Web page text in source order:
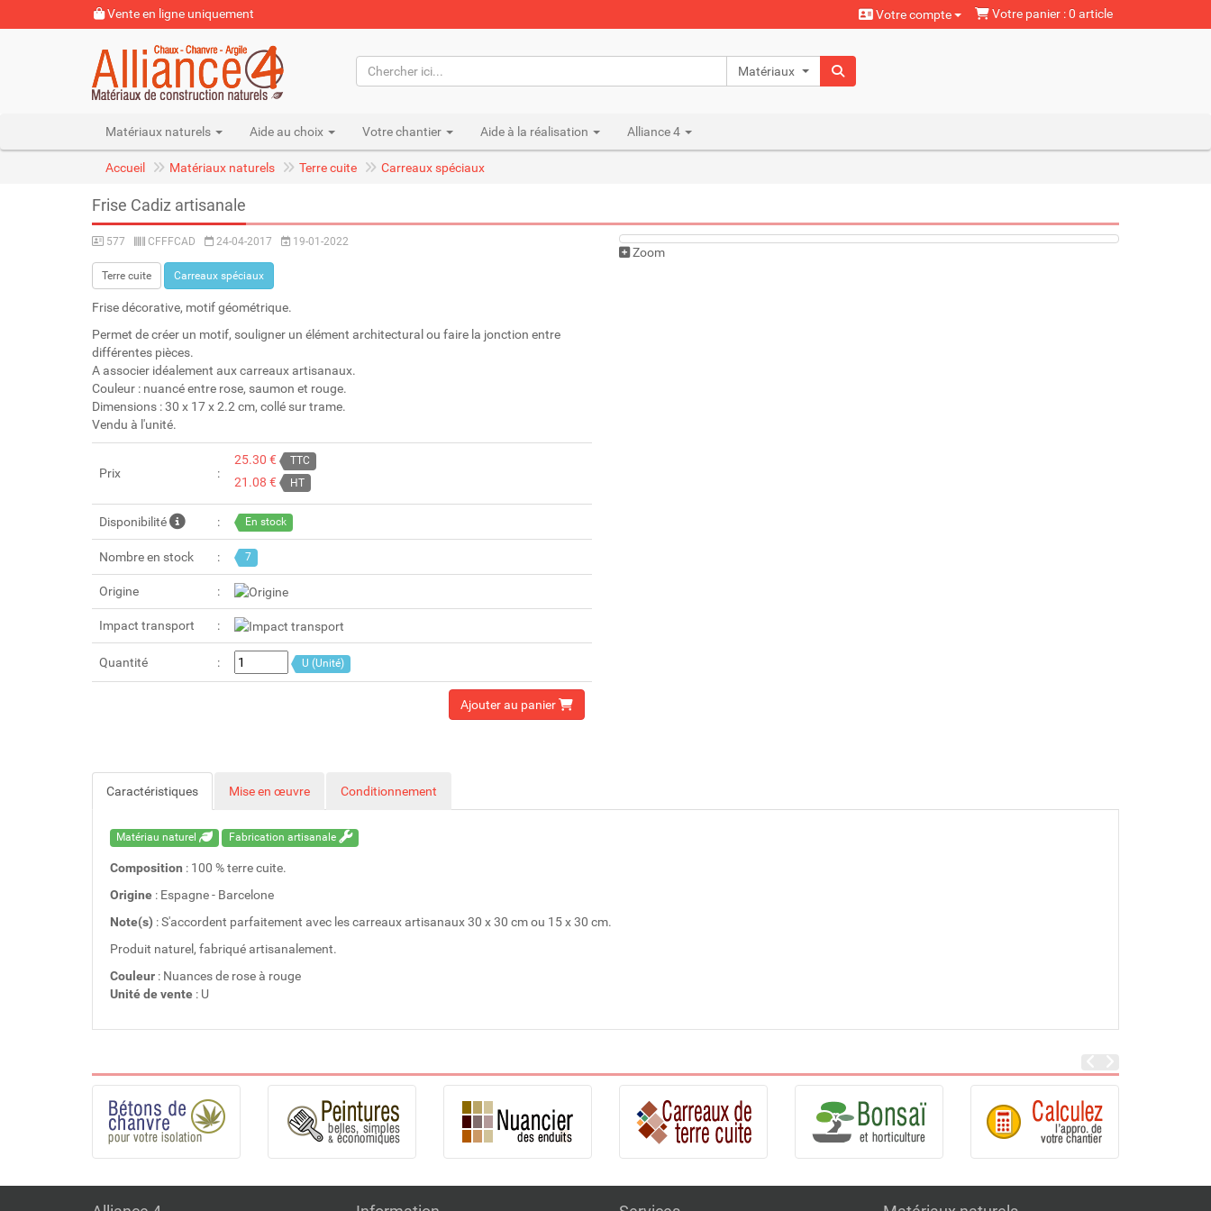
Vente en ligne uniquement Votre compte Votre panier : 0 article
Matériaux naturels
Matériaux naturels Aide au choix Votre chantier Aide à la réalisation Alliance 4
Accueil Matériaux naturels Terre cuite Carreaux spéciaux
Frise Cadiz artisanale
577 CFFFCAD 24-04-2017 19-01-2022
Terre cuite Carreaux spéciaux
Frise décorative, motif géométrique.
Permet de créer un motif, souligner un élément architectural ou faire la jonction entre
différentes pièces.
A associer idéalement aux carreaux artisanaux.
Couleur : nuancé entre rose, saumon et rouge.
Dimensions : 30 x 17 x 2.2 cm, collé sur trame.
Vendu à l'unité.
Prix
25.30 € TTC
21.08 € HT
Disponibilité En stock
Nombre en stock 7
Origine
Impact transport
Quantité U (Unité)
Ajouter au panier
Zoom
Caractéristiques Mise en œuvre Conditionnement
Matériau naturel Fabrication artisanale
Composition : 100 % terre cuite.
Origine : Espagne - Barcelone
Note(s) : S'accordent parfaitement avec les carreaux artisanaux 30 x 30 cm ou 15 x 30 cm.
Produit naturel, fabriqué artisanalement.
Couleur : Nuances de rose à rouge
Unité de vente : U